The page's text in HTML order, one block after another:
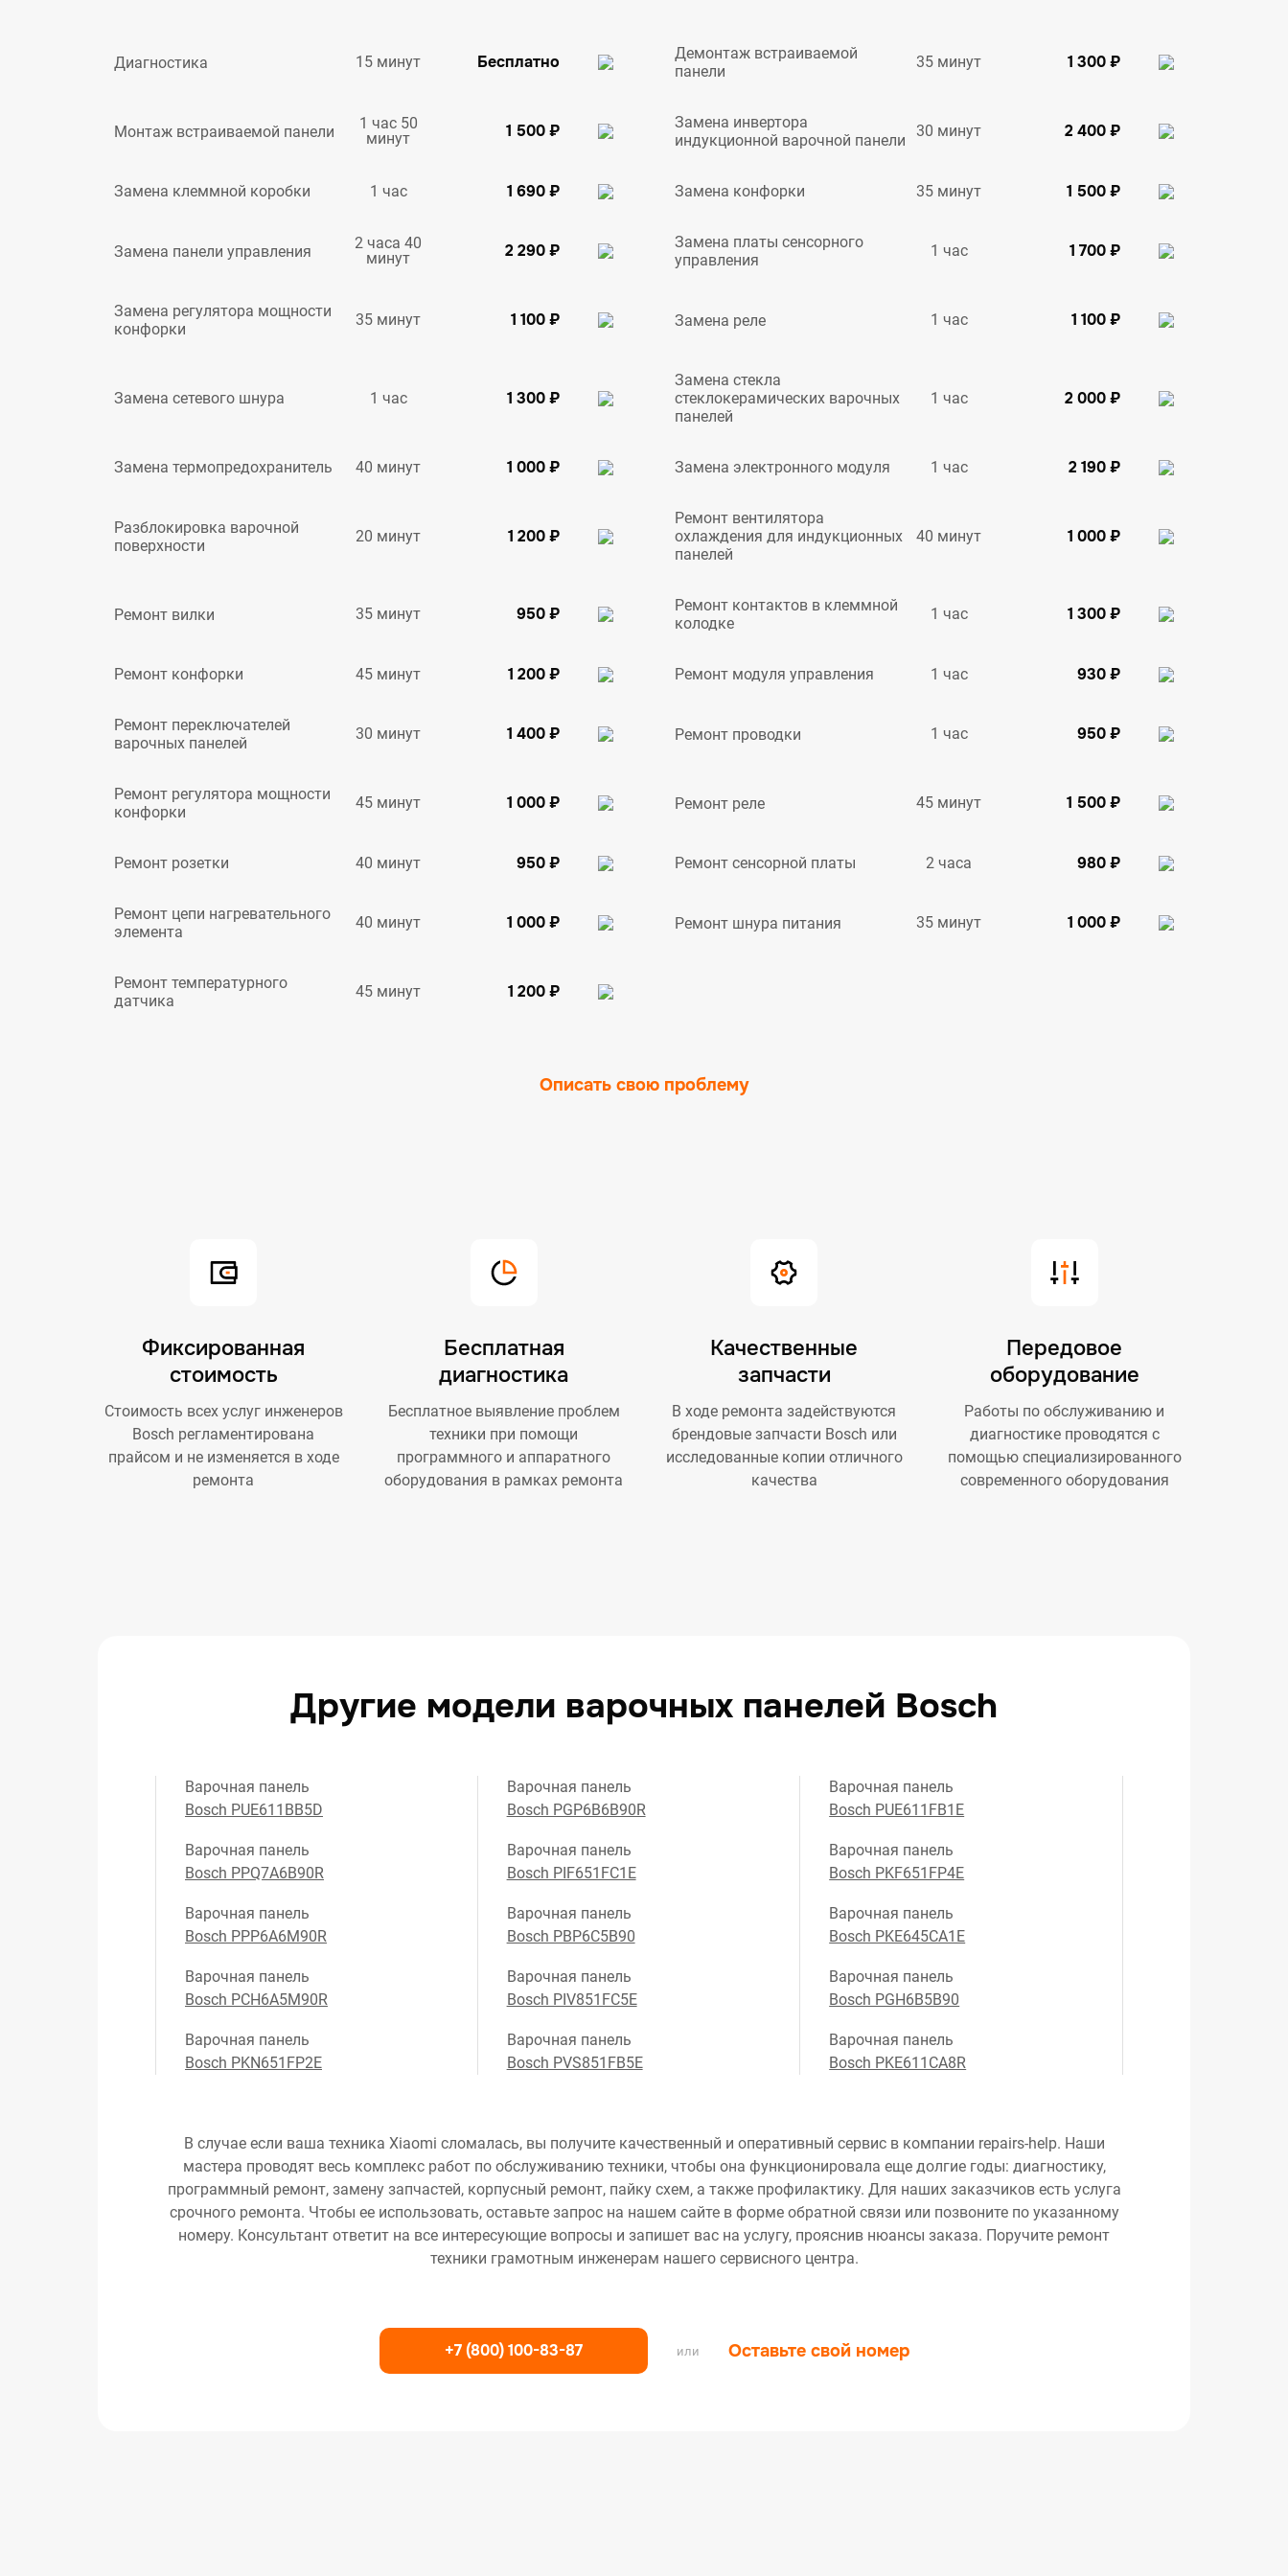
Диагностика 15 минут Бесплатно
Демонтаж встраиваемой
панели
35 минут 1 300 ₽
Монтаж встраиваемой панели
1 час 50
минут
1 500 ₽
Замена инвертора
индукционной варочной панели
30 минут 2 400 ₽
Замена клеммной коробки 1 час 1 690 ₽ Замена конфорки 35 минут 1 500 ₽
Замена панели управления
2 часа 40
минут
2 290 ₽
Замена платы сенсорного
управления
1 час 1 700 ₽
Замена регулятора мощности
конфорки
35 минут 1 100 ₽ Замена реле 1 час 1 100 ₽
Замена сетевого шнура 1 час 1 300 ₽
Замена стекла
стеклокерамических варочных
панелей
1 час 2 000 ₽
Замена термопредохранитель 40 минут 1 000 ₽ Замена электронного модуля 1 час 2 190 ₽
Разблокировка варочной
поверхности
20 минут 1 200 ₽
Ремонт вентилятора
охлаждения для индукционных
панелей
40 минут 1 000 ₽
Ремонт вилки 35 минут 950 ₽
Ремонт контактов в клеммной
колодке
1 час 1 300 ₽
Ремонт конфорки 45 минут 1 200 ₽ Ремонт модуля управления 1 час 930 ₽
Ремонт переключателей
варочных панелей
30 минут 1 400 ₽ Ремонт проводки 1 час 950 ₽
Ремонт регулятора мощности
конфорки
45 минут 1 000 ₽ Ремонт реле 45 минут 1 500 ₽
Ремонт розетки 40 минут 950 ₽ Ремонт сенсорной платы 2 часа 980 ₽
Ремонт цепи нагревательного
элемента
40 минут 1 000 ₽ Ремонт шнура питания 35 минут 1 000 ₽
Ремонт температурного
датчика
45 минут 1 200 ₽
Описать свою проблему
Фиксированная
стоимость
Стоимость всех услуг инженеров
Bosch регламентирована
прайсом и не изменяется в ходе
ремонта
Бесплатная
диагностика
Бесплатное выявление проблем
техники при помощи
программного и аппаратного
оборудования в рамках ремонта
Качественные
запчасти
В ходе ремонта задействуются
брендовые запчасти Bosch или
исследованные копии отличного
качества
Передовое
оборудование
Работы по обслуживанию и
диагностике проводятся с
помощью специализированного
современного оборудования
Другие модели варочных панелей Bosch
Варочная панель
Bosch PUE611BB5D
Варочная панель
Bosch PPQ7A6B90R
Варочная панель
Bosch PPP6A6M90R
Варочная панель
Bosch PCH6A5M90R
Варочная панель
Bosch PKN651FP2E
Варочная панель
Bosch PGP6B6B90R
Варочная панель
Bosch PIF651FC1E
Варочная панель
Bosch PBP6C5B90
Варочная панель
Bosch PIV851FC5E
Варочная панель
Bosch PVS851FB5E
Варочная панель
Bosch PUE611FB1E
Варочная панель
Bosch PKF651FP4E
Варочная панель
Bosch PKE645CA1E
Варочная панель
Bosch PGH6B5B90
Варочная панель
Bosch PKE611CA8R
В случае если ваша техника Xiaomi сломалась, вы получите качественный и оперативный сервис в компании repairs-help. Наши
мастера проводят весь комплекс работ по обслуживанию техники, чтобы она функционировала еще долгие годы: диагностику,
программный ремонт, замену запчастей, корпусный ремонт, пайку схем, а также профилактику. Для наших заказчиков есть услуга
срочного ремонта. Чтобы ее использовать, оставьте запрос на нашем сайте в форме обратной связи или позвоните по указанному
номеру. Консультант ответит на все интересующие вопросы и запишет вас на услугу, прояснив нюансы заказа. Поручите ремонт
техники грамотным инженерам нашего сервисного центра.
+7 (800) 100-83-87 или Оставьте свой номер